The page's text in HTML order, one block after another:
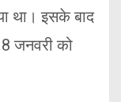
था। इसके बाद
जनवरी को